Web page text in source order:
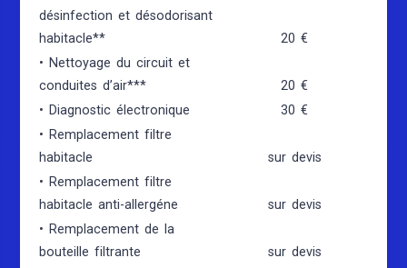
désinfection et désodorisant
habitacle**
20 €
• Nettoyage du circuit et
conduites d’air***
20 €
• Diagnostic électronique
30 €
• Remplacement filtre
habitacle
sur devis
• Remplacement filtre
habitacle anti-allergéne
sur devis
• Remplacement de la
bouteille filtrante
sur devis